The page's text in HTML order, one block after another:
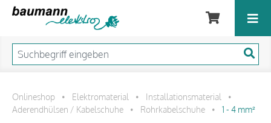
Onlineshop • Elektromaterial • Installationsmaterial
•
Aderendhülsen / Kabelschuhe
• Rohrkabelschuhe • 1 - 4 mm²